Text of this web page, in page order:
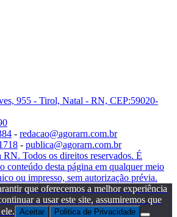
955 - Tirol, Natal - RN, CEP:59020-
- redacao@agorarn.com.br
- publica@agorarn.com.br
Todos os direitos reservados. É
conteúdo desta página em qualquer meio
ou impresso, sem autorização prévia.
que oferecemos a melhor experiência
a usar este site, assumiremos que
Aceitar Politica de Privacidade